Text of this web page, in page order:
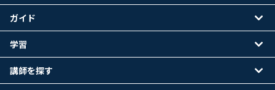
ガイド
学習
講師を探す